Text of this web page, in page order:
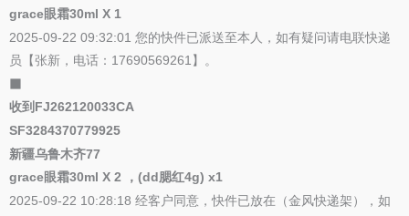
grace眼霜30ml X 1
2025-09-22 09:32:01 您的快件已派送至本人，如有疑问请电联快递
员【张新，电话：17690569261】。
收到FJ262120033CA
SF3284370779925
新疆乌鲁木齐77
grace眼霜30ml X 2 ，(dd腮红4g) x1
2025-09-22 10:28:18 经客户同意，快件已放在（金风快递架），如